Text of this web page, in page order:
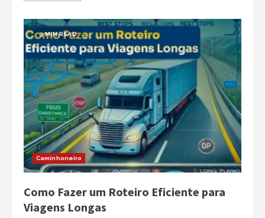
3 MIN READ
Caminhoneiro
Como Fazer um Roteiro Eficiente para
Viagens Longas